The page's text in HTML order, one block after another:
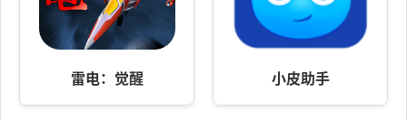
雷电：觉醒 小皮助手